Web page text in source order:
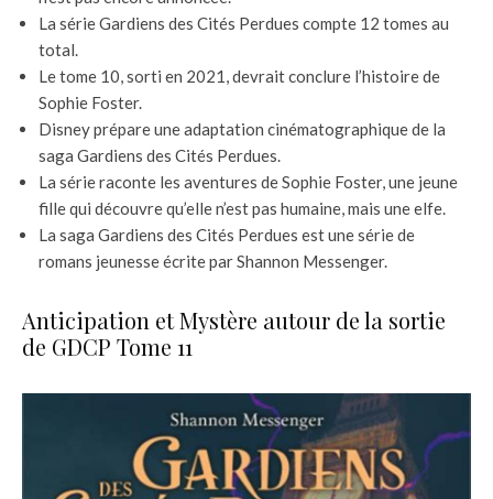
La série Gardiens des Cités Perdues compte 12 tomes au
total.
Le tome 10, sorti en 2021, devrait conclure l’histoire de
Sophie Foster.
Disney prépare une adaptation cinématographique de la
saga Gardiens des Cités Perdues.
La série raconte les aventures de Sophie Foster, une jeune
fille qui découvre qu’elle n’est pas humaine, mais une elfe.
La saga Gardiens des Cités Perdues est une série de
romans jeunesse écrite par Shannon Messenger.
Anticipation et Mystère autour de la sortie
de GDCP Tome 11